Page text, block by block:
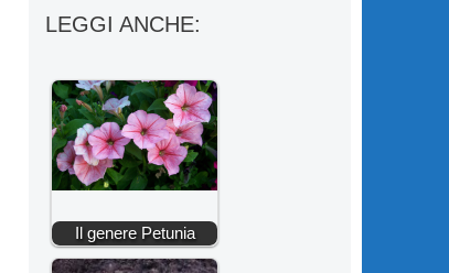
LEGGI ANCHE:
Il genere Petunia